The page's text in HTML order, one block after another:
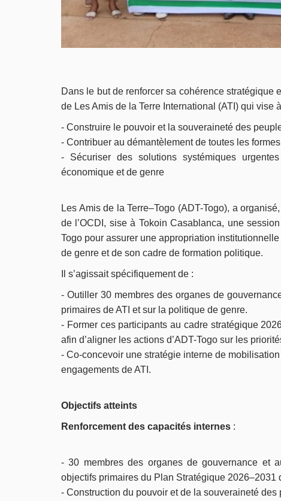
Dans le but de renforcer sa cohérence
de Les Amis de la Terre International (ATI) qui vise
- Construire le pouvoir et la souveraineté des
- Contribuer au démantèlement de toutes les
- Sécuriser des solutions systémiques
économique et de genre
Les Amis de la Terre–Togo (ADT-Togo), a
de l’OCDI, sise à Tokoin Casablanca, une
Togo pour assurer une appropriation
de genre et de son cadre de formation politique.
Il s’agissait spécifiquement de :
- Outiller 30 membres des organes de
primaires de ATI et sur la politique de genre.
- Former ces participants au cadre stratégique
afin d’aligner les actions d’ADT-Togo sur les
- Co-concevoir une stratégie interne de
engagements de ATI.
Objectifs atteints
Renforcement des capacités internes :
- 30 membres des organes de gouvernance et
objectifs primaires du Plan Stratégique 2026–2031
- Construction du pouvoir et de la souveraineté